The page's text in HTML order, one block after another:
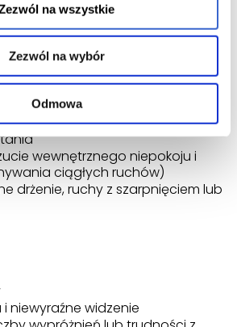
na wszystkie
Zezwól na wybór
Odmowa
(mogą dotyczyć 1 na
i brak możliwości spokojnego
wewnętrznego niepokoju i
ciągłych ruchów)
drżenie, ruchy z szarpnięciem lub
niewyraźne widzenie